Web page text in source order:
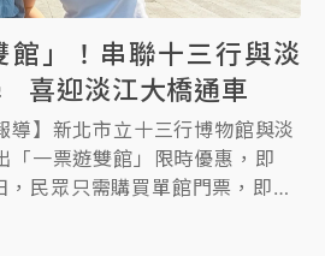
館」！串聯十三行與淡
喜迎淡江大橋通車
導】新北市立十三行博物館與淡
「一票遊雙館」限時優惠，即
，民眾只需購買單館門票，即可
時間正好迎接5月份淡江大橋
考古季」，新北市政府文化局